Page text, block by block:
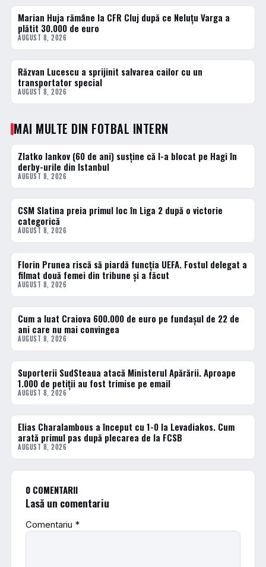
2 · TOP
Marian Huja rămâne la CFR Cluj după ce Neluțu Varga a
plătit 30.000 de euro
AUGUST 8, 2026
3 · TOP
Răzvan Lucescu a sprijinit salvarea cailor cu un
transportator special
AUGUST 8, 2026
MAI MULTE DIN FOTBAL INTERN
FOTBAL EXTERN
Zlatko Iankov (60 de ani) susține că l-a blocat pe Hagi în
derby-urile din Istanbul
AUGUST 8, 2026
FOTBAL INTERN
CSM Slatina preia primul loc în Liga 2 după o victorie
categorică
AUGUST 8, 2026
FOTBAL INTERN
Florin Prunea riscă să piardă funcția UEFA. Fostul delegat a
filmat două femei din tribune și a făcut
AUGUST 8, 2026
FOTBAL INTERN
Cum a luat Craiova 600.000 de euro pe fundașul de 22 de
ani care nu mai convingea
AUGUST 8, 2026
FOTBAL INTERN
Suporterii SudSteaua atacă Ministerul Apărării. Aproape
1.000 de petiții au fost trimise pe email
AUGUST 8, 2026
FOTBAL INTERN
Elias Charalambous a început cu 1-0 la Levadiakos. Cum
arată primul pas după plecarea de la FCSB
AUGUST 8, 2026
0 COMENTARII
Lasă un comentariu
Comentariu *